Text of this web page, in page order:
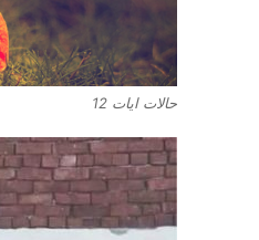
حالات ايات 12